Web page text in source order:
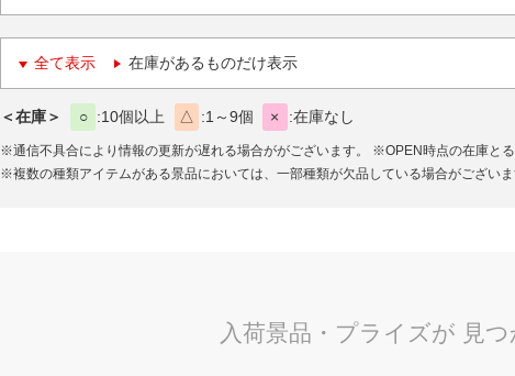
全て表示 在庫があるものだけ表示
＜在庫＞ ○ 10個以上 △ 1～9個 × 在庫なし
※通信不具合により情報の更新が遅れる場合ががございます。
※OPEN時点の在庫とる
※複数の種類アイテムがある景品においては、一部種類が欠品している場合がございま